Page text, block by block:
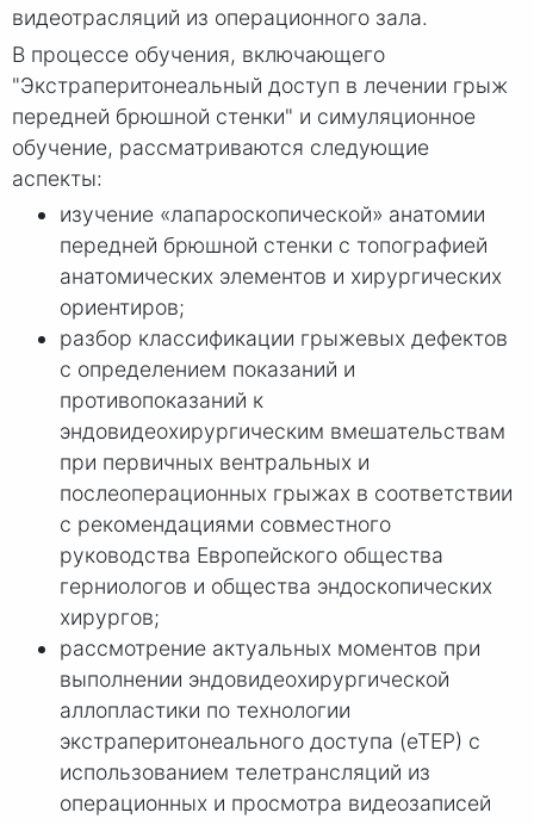
видеотрасляций из операционного зала.
В процессе обучения, включающего
"Экстраперитонеальный доступ в лечении грыж
передней брюшной стенки" и симуляционное
обучение, рассматриваются следующие
аспекты:
изучение «лапароскопической» анатомии
передней брюшной стенки с топографией
анатомических элементов и хирургических
ориентиров;
разбор классификации грыжевых дефектов
с определением показаний и
противопоказаний к
эндовидеохирургическим вмешательствам
при первичных вентральных и
послеоперационных грыжах в соответствии
с рекомендациями совместного
руководства Европейского общества
герниологов и общества эндоскопических
хирургов;
рассмотрение актуальных моментов при
выполнении эндовидеохирургической
аллопластики по технологии
экстраперитонеального доступа (еТЕР) с
использованием телетрансляций из
операционных и просмотра видеозаписей